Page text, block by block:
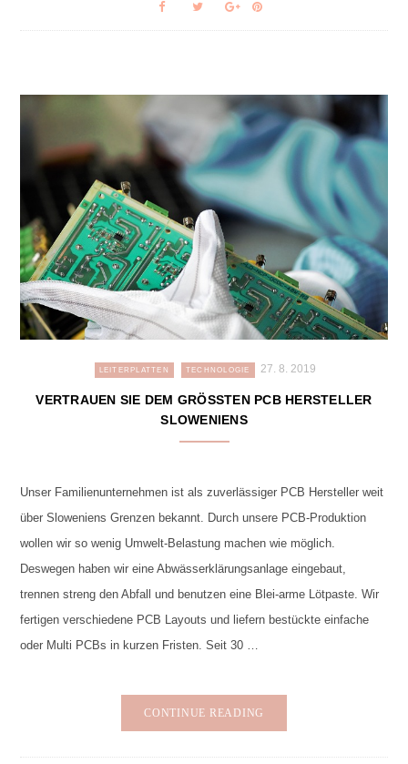
LEITERPLATTEN TECHNOLOGIE 27. 8. 2019
VERTRAUEN SIE DEM GRÖSSTEN PCB HERSTELLER S
LOWENIENS
Unser Familienunternehmen ist als zuverlässiger PCB Hersteller weit
über Sloweniens Grenzen bekannt. Durch unsere PCB-Produktion
wollen wir so wenig Umwelt-Belastung machen wie möglich.
Deswegen haben wir eine Abwässerklärungsanlage eingebaut,
trennen streng den Abfall und benutzen eine Blei-arme Lötpaste. Wir
fertigen verschiedene PCB Layouts und liefern bestückte einfache
oder Multi PCBs in kurzen Fristen. Seit 30 …
CONTINUE READING